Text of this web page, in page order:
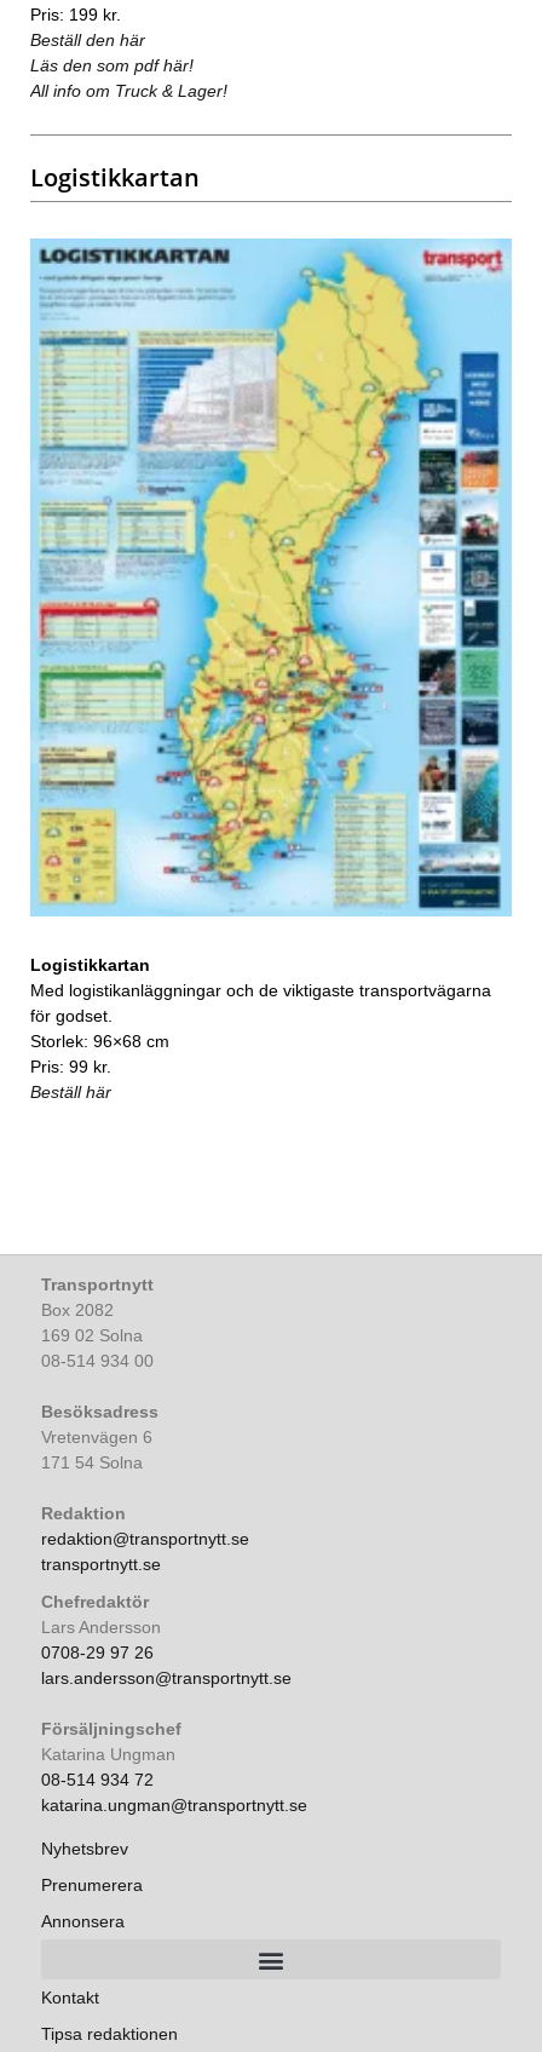
Pris: 199 kr.
Beställ den här
Läs den som pdf här!
All info om Truck & Lager!
Logistikkartan
Logistikkartan
Med logistikanläggningar och de viktigaste transportvägarna
för godset.
Storlek: 96×68 cm
Pris: 99 kr.
Beställ här
Transportnytt
Box 2082
169 02 Solna
08-514 934 00
Besöksadress
Vretenvägen 6
171 54 Solna
Redaktion
redaktion@transportnytt.se
transportnytt.se
Chefredaktör
Lars Andersson
0708-29 97 26
lars.andersson@transportnytt.se
Försäljningschef
Katarina Ungman
08-514 934 72
katarina.ungman@transportnytt.se
Nyhetsbrev
Prenumerera
Annonsera
Kontakt
Tipsa redaktionen